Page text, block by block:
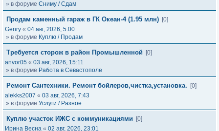
» в форуме Сниму / Сдам
Продам каменный гараж в ГК Океан-4 (1.95 млн) [0]
Genry « 04 авг, 2026, 5:00
» в форуме Куплю / Продам
Требуется сторож в район Промышленной
[0]
anvor05 « 03 авг, 2026, 15:11
» в форуме Работа в Севастополе
Ремонт Сантехники. Ремонт бойлеров,чистка,установка.
[0]
alekks2007 « 03 авг, 2026, 7:43
» в форуме Услуги / Разное
Куплю участок ИЖС с коммуникациями
[0]
Ирина Весна « 02 авг, 2026, 23:01